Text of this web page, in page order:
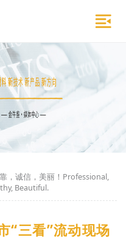
，诚信，美丽！Professional,
Beautiful.
“三看”流动现场